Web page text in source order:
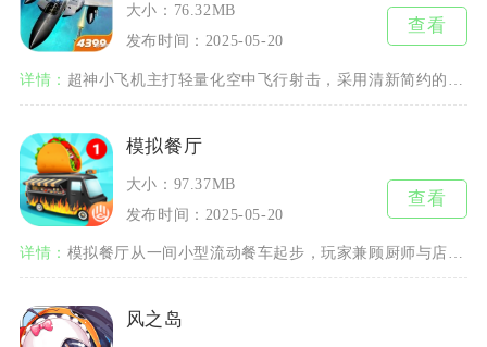
大小：76.32MB
发布时间：2025-05-20
查看
详情： 超神小飞机主打轻量化空中飞行射击，采用清新简约的Q版画面，适配碎片时间休闲游玩，无复杂冗长
模拟餐厅
大小：97.37MB
发布时间：2025-05-20
查看
详情： 模拟餐厅从一间小型流动餐车起步，玩家兼顾厨师与店主，去往不同城市接待食客，制作各地特色美食
风之岛